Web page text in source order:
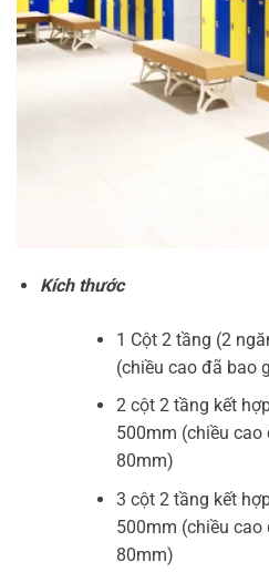
Kích thước
1 Cột 2 tầng (2
(chiều cao đã bao
2 cột 2 tầng kết
500mm (chiều
80mm)
3 cột 2 tầng kết
500mm (chiều
80mm)